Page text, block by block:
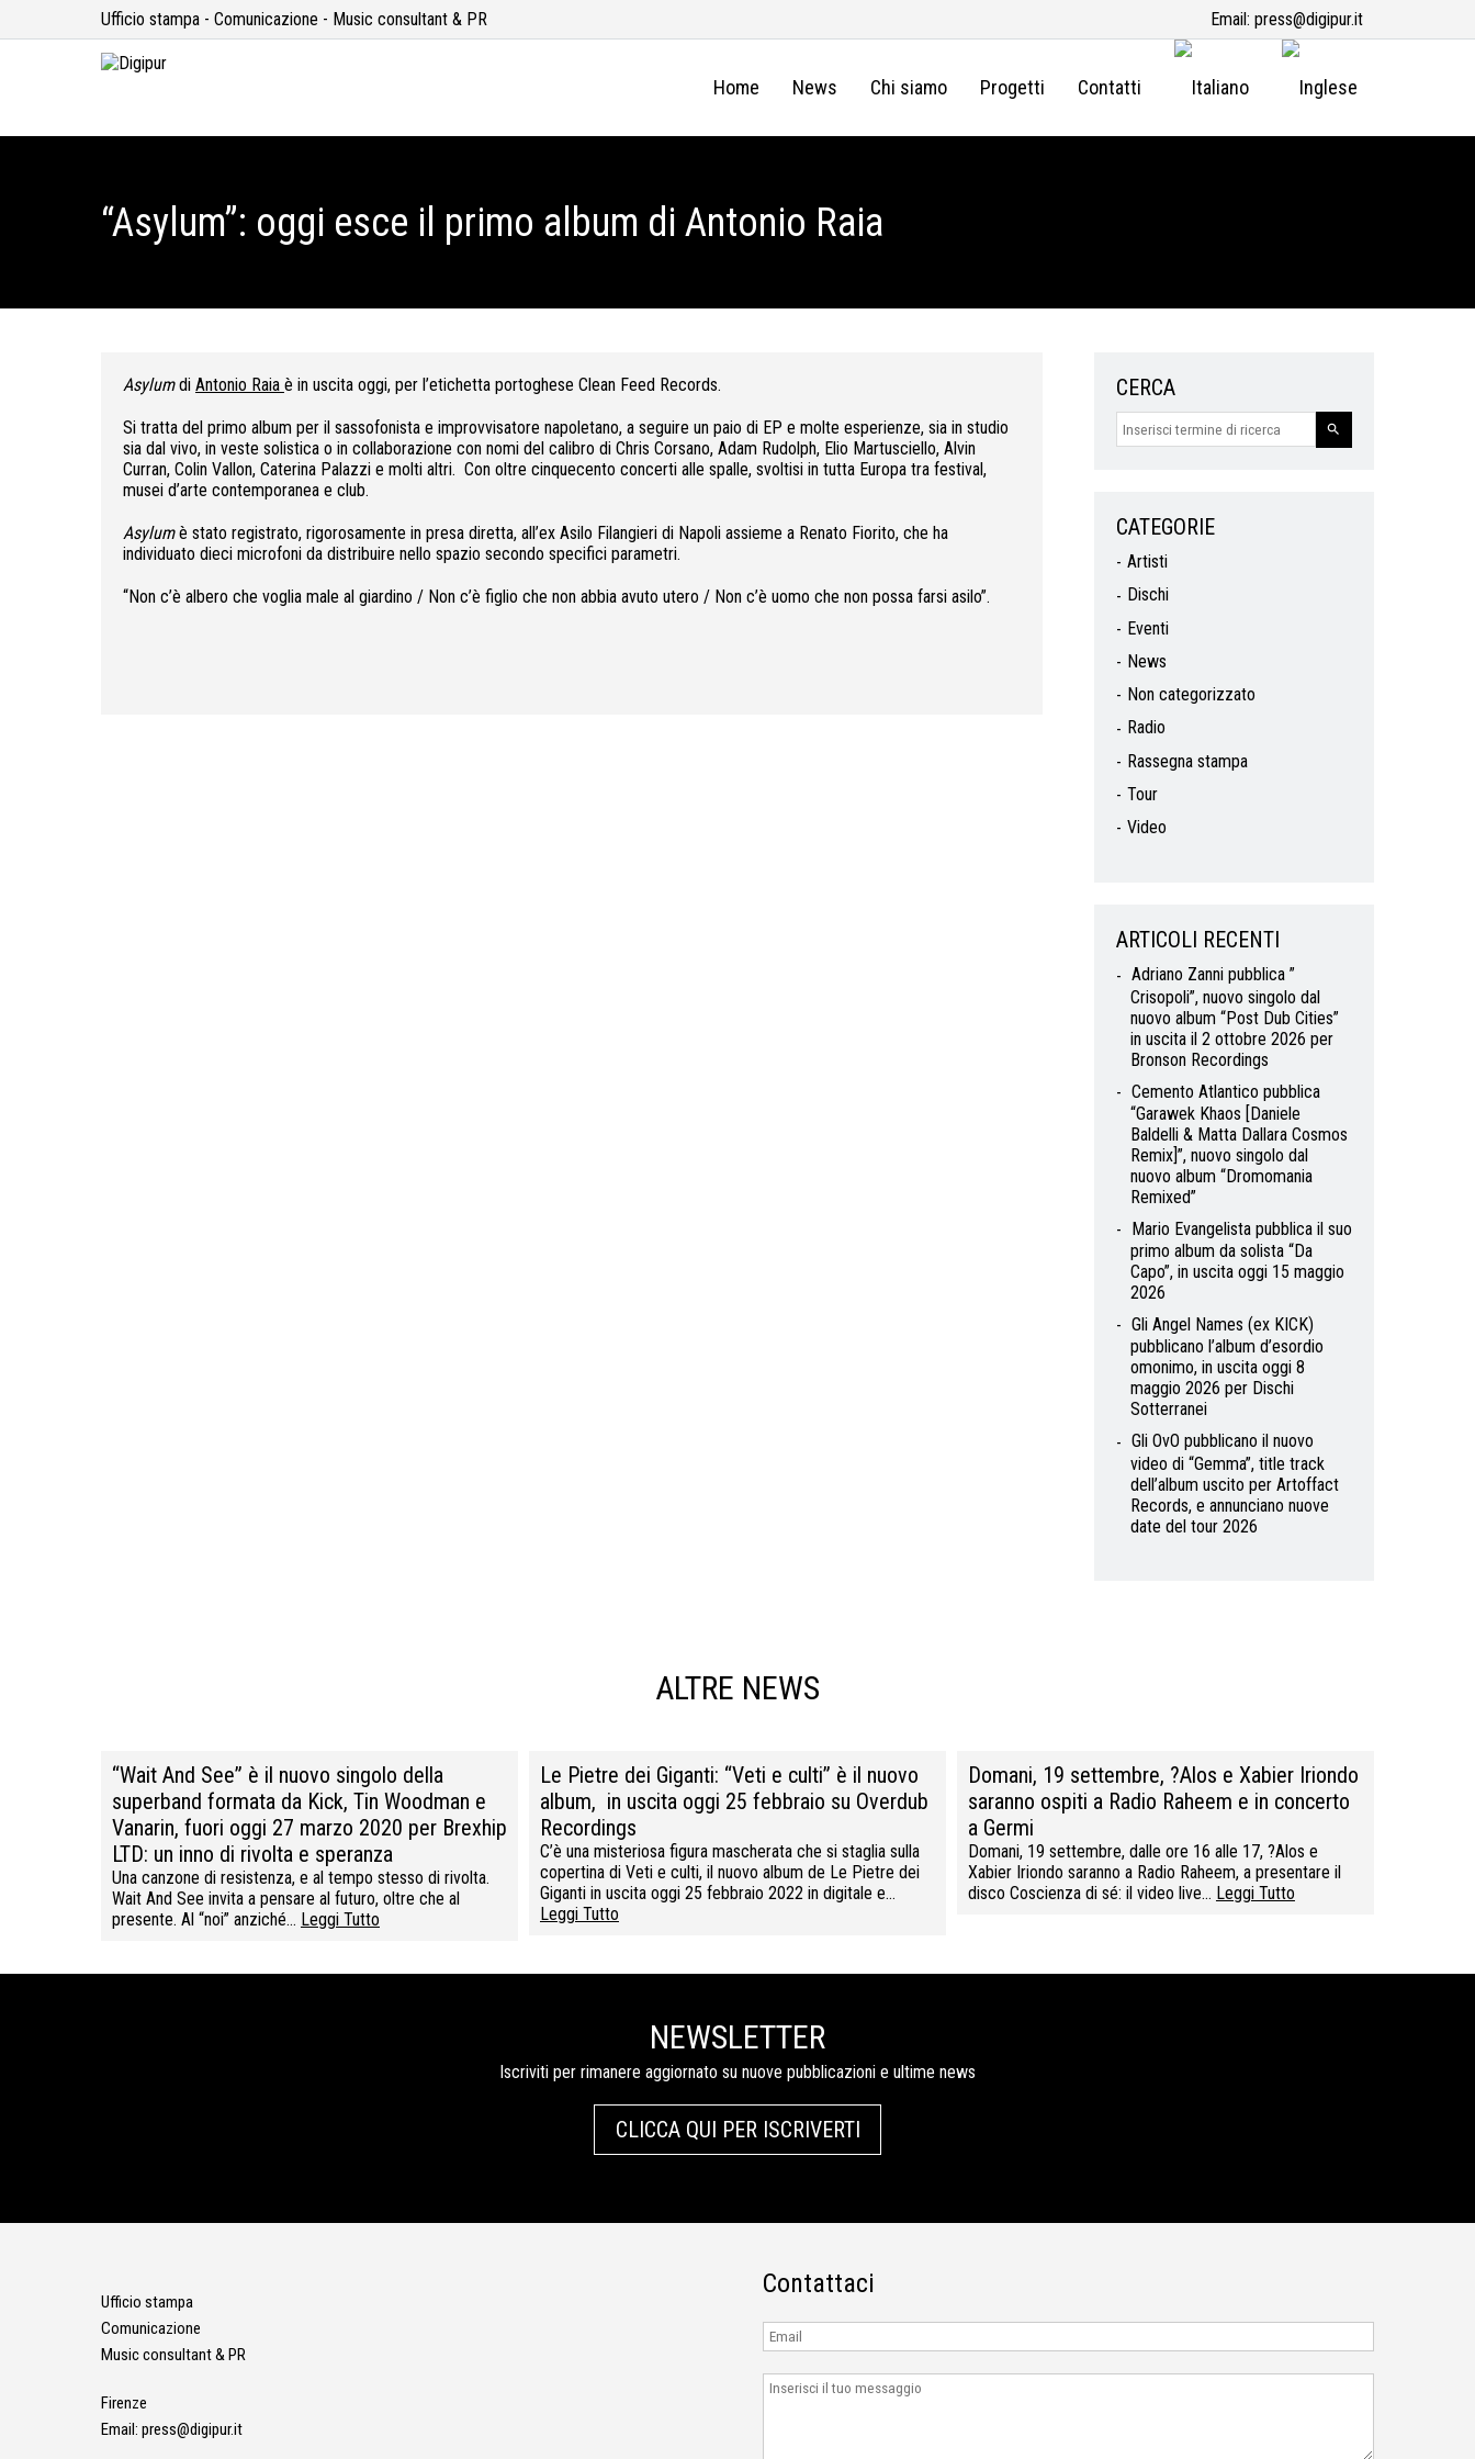
Ufficio stampa - Comunicazione - Music consultant & PR Email: press@digipur.it
Home News Chi siamo Progetti Contatti
“Asylum”: oggi esce il primo album di Antonio Raia
Asylumdi Antonio Raia è in uscita oggi, per l’etichetta portoghese Clean Feed Records.
Si tratta del primo album per il sassofonista e improvvisatore napoletano, a seguire un paio di EP e molte esperienze, sia in studio
sia dal vivo, in veste solistica o in collaborazione con nomi del calibro di Chris Corsano, Adam Rudolph, Elio Martusciello, Alvin
Curran, Colin Vallon, Caterina Palazzi e molti altri. Con oltre cinquecento concerti alle spalle, svoltisi in tutta Europa tra festival,
musei d’arte contemporanea e club.
Asylumè stato registrato, rigorosamente in presa diretta, all’ex Asilo Filangieri di Napoli assieme a Renato Fiorito, che ha
individuato dieci microfoni da distribuire nello spazio secondo specifici parametri.
“Non c’è albero che voglia male al giardino / Non c’è figlio che non abbia avuto utero / Non c’è uomo che non possa farsi asilo”.
CERCA
CATEGORIE
Artisti
Dischi
Eventi
News
Non categorizzato
Radio
Rassegna stampa
Tour
Video
ARTICOLI RECENTI
Adriano Zanni pubblica ”
Crisopoli”, nuovo singolo dal
nuovo album “Post Dub Cities”
in uscita il 2 ottobre 2026 per
Bronson Recordings
Cemento Atlantico pubblica
“Garawek Khaos [Daniele
Baldelli & Matta Dallara Cosmos
Remix]”, nuovo singolo dal
nuovo album “Dromomania
Remixed”
Mario Evangelista pubblica il suo
primo album da solista “Da
Capo”, in uscita oggi 15 maggio
2026
Gli Angel Names (ex KICK)
pubblicano l’album d’esordio
omonimo, in uscita oggi 8
maggio 2026 per Dischi
Sotterranei
Gli OvO pubblicano il nuovo
video di “Gemma”, title track
dell’album uscito per Artoffact
Records, e annunciano nuove
date del tour 2026
ALTRE NEWS
“Wait And See” è il nuovo singolo della
superband formata da Kick, Tin Woodman e
Vanarin, fuori oggi 27 marzo 2020 per Brexhip
LTD: un inno di rivolta e speranza
Una canzone di resistenza, e al tempo stesso di rivolta.
Wait And See invita a pensare al futuro, oltre che al
presente. Al “noi” anziché… Leggi Tutto
Le Pietre dei Giganti: “Veti e culti” è il nuovo
album, in uscita oggi 25 febbraio su Overdub
Recordings
C’è una misteriosa figura mascherata che si staglia sulla
copertina di Veti e culti, il nuovo album de Le Pietre dei
Giganti in uscita oggi 25 febbraio 2022 in digitale e…
Leggi Tutto
Domani, 19 settembre, ?Alos e Xabier Iriondo
saranno ospiti a Radio Raheem e in concerto
a Germi
Domani, 19 settembre, dalle ore 16 alle 17, ?Alos e
Xabier Iriondo saranno a Radio Raheem, a presentare il
disco Coscienza di sé: il video live… Leggi Tutto
NEWSLETTER
Iscriviti per rimanere aggiornato su nuove pubblicazioni e ultime news
CLICCA QUI PER ISCRIVERTI
Ufficio stampa
Comunicazione
Music consultant & PR
Firenze
Email: press@digipur.it
Contattaci